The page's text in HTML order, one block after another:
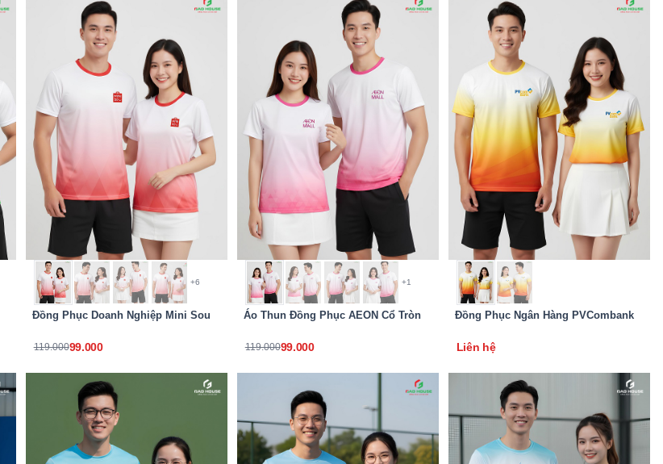
+6
Đồng Phục Doanh Nghiệp Mini Sou
119.00099.000
+1
Áo Thun Đồng Phục AEON Cổ Tròn
119.00099.000
Đồng Phục Ngân Hàng PVCombank
Liên hệ